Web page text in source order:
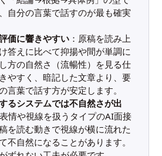
自分の言葉で話すのが最も確実
価に響きやすい：原稿を読み上
答えに比べて抑揚や間が単調に
方の自然さ（流暢性）を見る仕
やすく、暗記した文章より、要
言葉で話す方が安定します。
るシステムでは不自然さが出
情や視線を扱うタイプのAI面接
を読む動きで視線が横に流れた
不自然になることがあります。